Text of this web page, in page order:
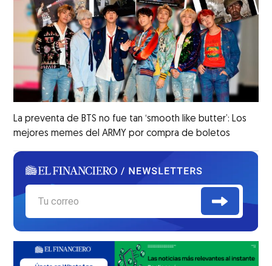
La preventa de BTS no fue tan ‘smooth like butter’: Los
mejores memes del ARMY por compra de boletos